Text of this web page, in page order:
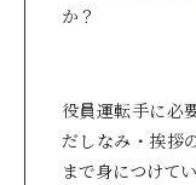
か？
役員運転手に必
だしなみ・挨拶
まで身につけて